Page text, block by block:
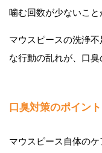
噛む回数が少ないこと
マウスピースの洗浄
な行動の乱れが、口臭
口臭対策のポイント
マウスピース自体の